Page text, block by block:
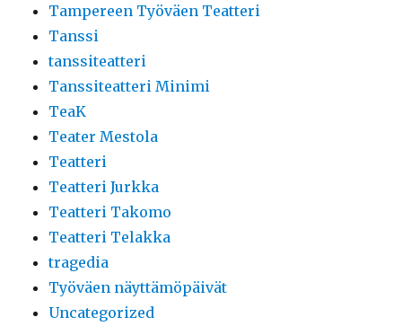
Tampereen Työväen Teatteri
Tanssi
tanssiteatteri
Tanssiteatteri Minimi
TeaK
Teater Mestola
Teatteri
Teatteri Jurkka
Teatteri Takomo
Teatteri Telakka
tragedia
Työväen näyttämöpäivät
Uncategorized